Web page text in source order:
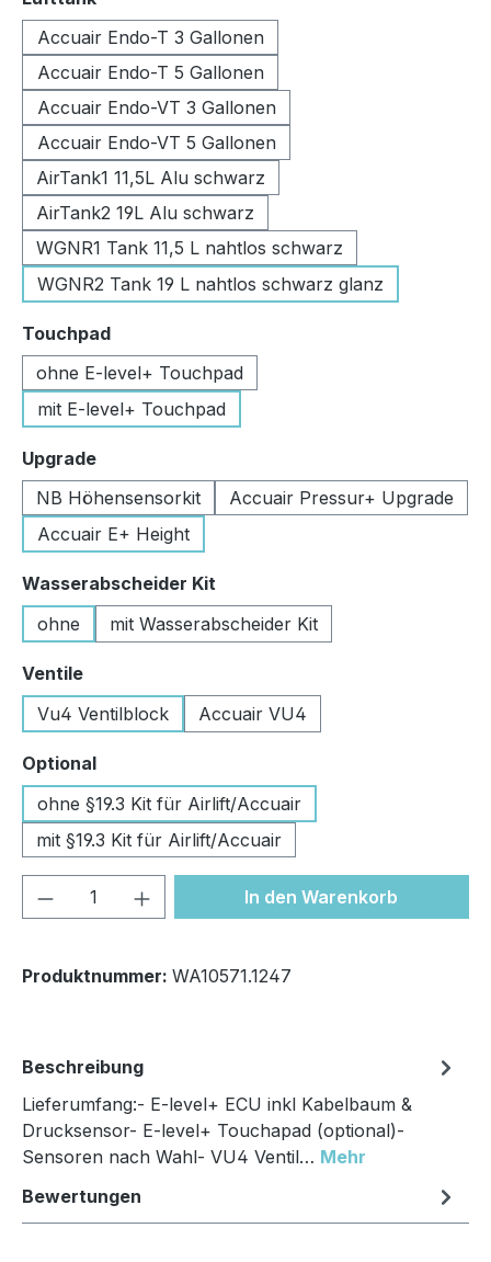
Accuair Endo-T 3 Gallonen
Accuair Endo-T 5 Gallonen
Accuair Endo-VT 3 Gallonen
Accuair Endo-VT 5 Gallonen
AirTank1 11,5L Alu schwarz
AirTank2 19L Alu schwarz
WGNR1 Tank 11,5 L nahtlos schwarz
WGNR2 Tank 19 L nahtlos schwarz glanz
Touchpadauswählen
ohne E-level+ Touchpad
mit E-level+ Touchpad
Upgradeauswählen
NB Höhensensorkit
Accuair Pressur+ Upgrade
Accuair E+ Height
Wasserabscheider Kit
ohne
mit Wasserabscheider Kit
Ventileauswählen
Vu4 Ventilblock
Accuair VU4
Optionalauswählen
ohne §19.3 Kit für Airlift/Accuair
mit §19.3 Kit für Airlift/Accuair
Produkt Anzahl: Gib denIn den Warenkorb
Produktnummer: WA10571.1247
Beschreibung
Lieferumfang:- E-level+ ECU inkl Kabelbaum &
Drucksensor- E-level+ Touchapad (optional)-
Sensoren nach Wahl- VU4 Ventil… Mehr
Bewertungen